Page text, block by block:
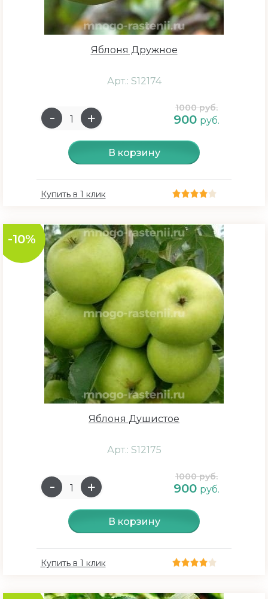
Яблоня Дружное
Арт.: S12174
1000 руб.
900 руб.
В корзину
Купить в 1 клик
-10%
Яблоня Душистое
Арт.: S12175
1000 руб.
900 руб.
В корзину
Купить в 1 клик